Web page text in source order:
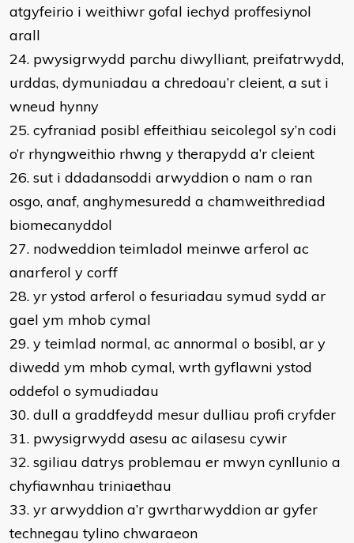
atgyfeirio i weithiwr gofal iechyd proffesiynol
arall
24. pwysigrwydd parchu diwylliant, preifatrwydd,
urddas, dymuniadau a chredoau’r cleient, a sut i
wneud hynny
25. cyfraniad posibl effeithiau seicolegol sy’n codi
o’r rhyngweithio rhwng y therapydd a’r cleient
26. sut i ddadansoddi arwyddion o nam o ran
osgo, anaf, anghymesuredd a chamweithrediad
biomecanyddol
27. nodweddion teimladol meinwe arferol ac
anarferol y corff
28. yr ystod arferol o fesuriadau symud sydd ar
gael ym mhob cymal
29. y teimlad normal, ac annormal o bosibl, ar y
diwedd ym mhob cymal, wrth gyflawni ystod
oddefol o symudiadau
30. dull a graddfeydd mesur dulliau profi cryfder
31. pwysigrwydd asesu ac ailasesu cywir
32. sgiliau datrys problemau er mwyn cynllunio a
chyfiawnhau triniaethau
33. yr arwyddion a’r gwrtharwyddion ar gyfer
technegau tylino chwaraeon